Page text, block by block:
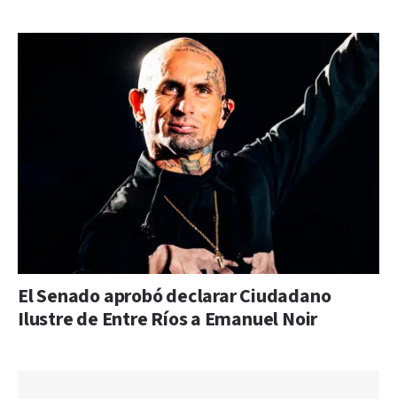
El Senado aprobó declarar Ciudadano
Ilustre de Entre Ríos a Emanuel Noir